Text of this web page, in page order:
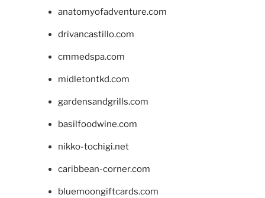
anatomyofadventure.com
drivancastillo.com
cmmedspa.com
midletontkd.com
gardensandgrills.com
basilfoodwine.com
nikko-tochigi.net
caribbean-corner.com
bluemoongiftcards.com